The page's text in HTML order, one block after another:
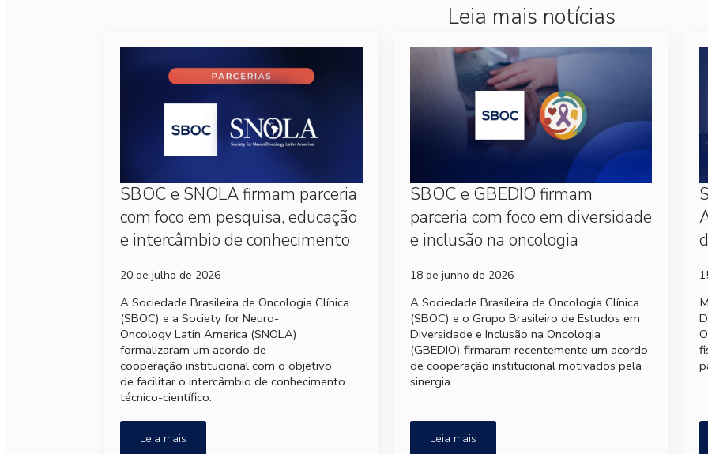
Leia mais notícias
SBOC e SNOLA firmam parceria
com foco em pesquisa, educação
e intercâmbio de conhecimento
20 de julho de 2026
A Sociedade Brasileira de Oncologia Clínica
(SBOC) e a Society for Neuro-
Oncology Latin America (SNOLA)
formalizaram um acordo de
cooperação institucional com o objetivo
de facilitar o intercâmbio de conhecimento
técnico-científico.
Leia mais
SBOC e GBEDIO firmam
parceria com foco em diversidade
e inclusão na oncologia
18 de junho de 2026
A Sociedade Brasileira de Oncologia Clínica
(SBOC) e o Grupo Brasileiro de Estudos em
Diversidade e Inclusão na Oncologia
(GBEDIO) firmaram recentemente um acordo
de cooperação institucional motivados pela
sinergia…
Leia mais